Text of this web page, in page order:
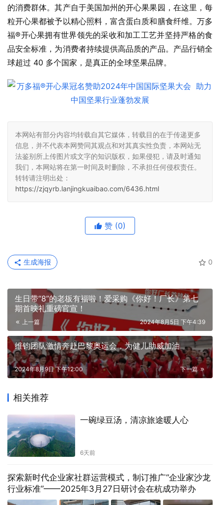
的消费群体。其产自于美国加州的开心果果园，在这里，每
粒开心果都被予以精心照料，富含蛋白质和膳食纤维。万多
福®开心果拥有世界领先的采收和加工工艺并坚持严格的食
品安全标准，为消费者持续提供高品质的产品。产品行销全
球超过 40 多个国家，是真正的全球坚果品牌。
本网站有部分内容均转载自其它媒体，转载目的在于传递更多
信息，并不代表本网赞同其观点和对其真实性负责，本网站无
法鉴别所上传图片或文字的知识版权，如果侵犯，请及时通知
我们，本网站将在第一时间及时删除，不承担任何侵权责任。
转转请注明出处：
https://zjqyrb.lanjingkuaibao.com/6436.html
赞 (0)
0
生成海报
生日带“8”的老板有福啦！爱采购《你好！厂长》第七
期首映礼重磅官宣！
上一篇 2024年8月5日 下午4:39
维钧团队激情奔赴巴黎奥运会，为健儿助威加油
下一篇
2024年8月9日 下午12:00
相关推荐
一碗绿豆汤，清凉旅途暖人心
6天前
探索新时代企业家社群运营模式，制订推广“企业家沙龙
行业标准”——2025年3月27日研讨会在杭成功举办